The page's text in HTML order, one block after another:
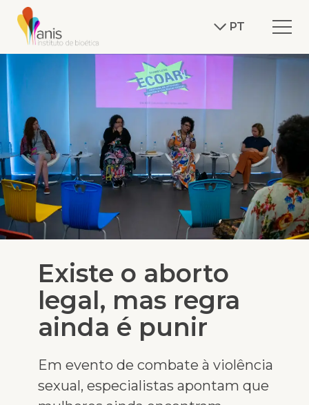
PT
Existe o aborto
legal, mas regra
ainda é punir
Em evento de combate à violência
sexual, especialistas apontam que